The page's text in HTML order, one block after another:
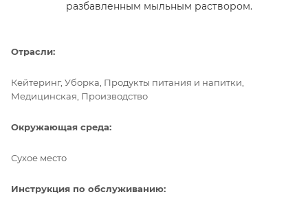
разбавленным мыльным раствором.
Отрасли:
Кейтеринг, Уборка, Продукты питания и напитки,
Медицинская, Производство
Окружающая среда:
Сухое место
Инструкция по обслуживанию: